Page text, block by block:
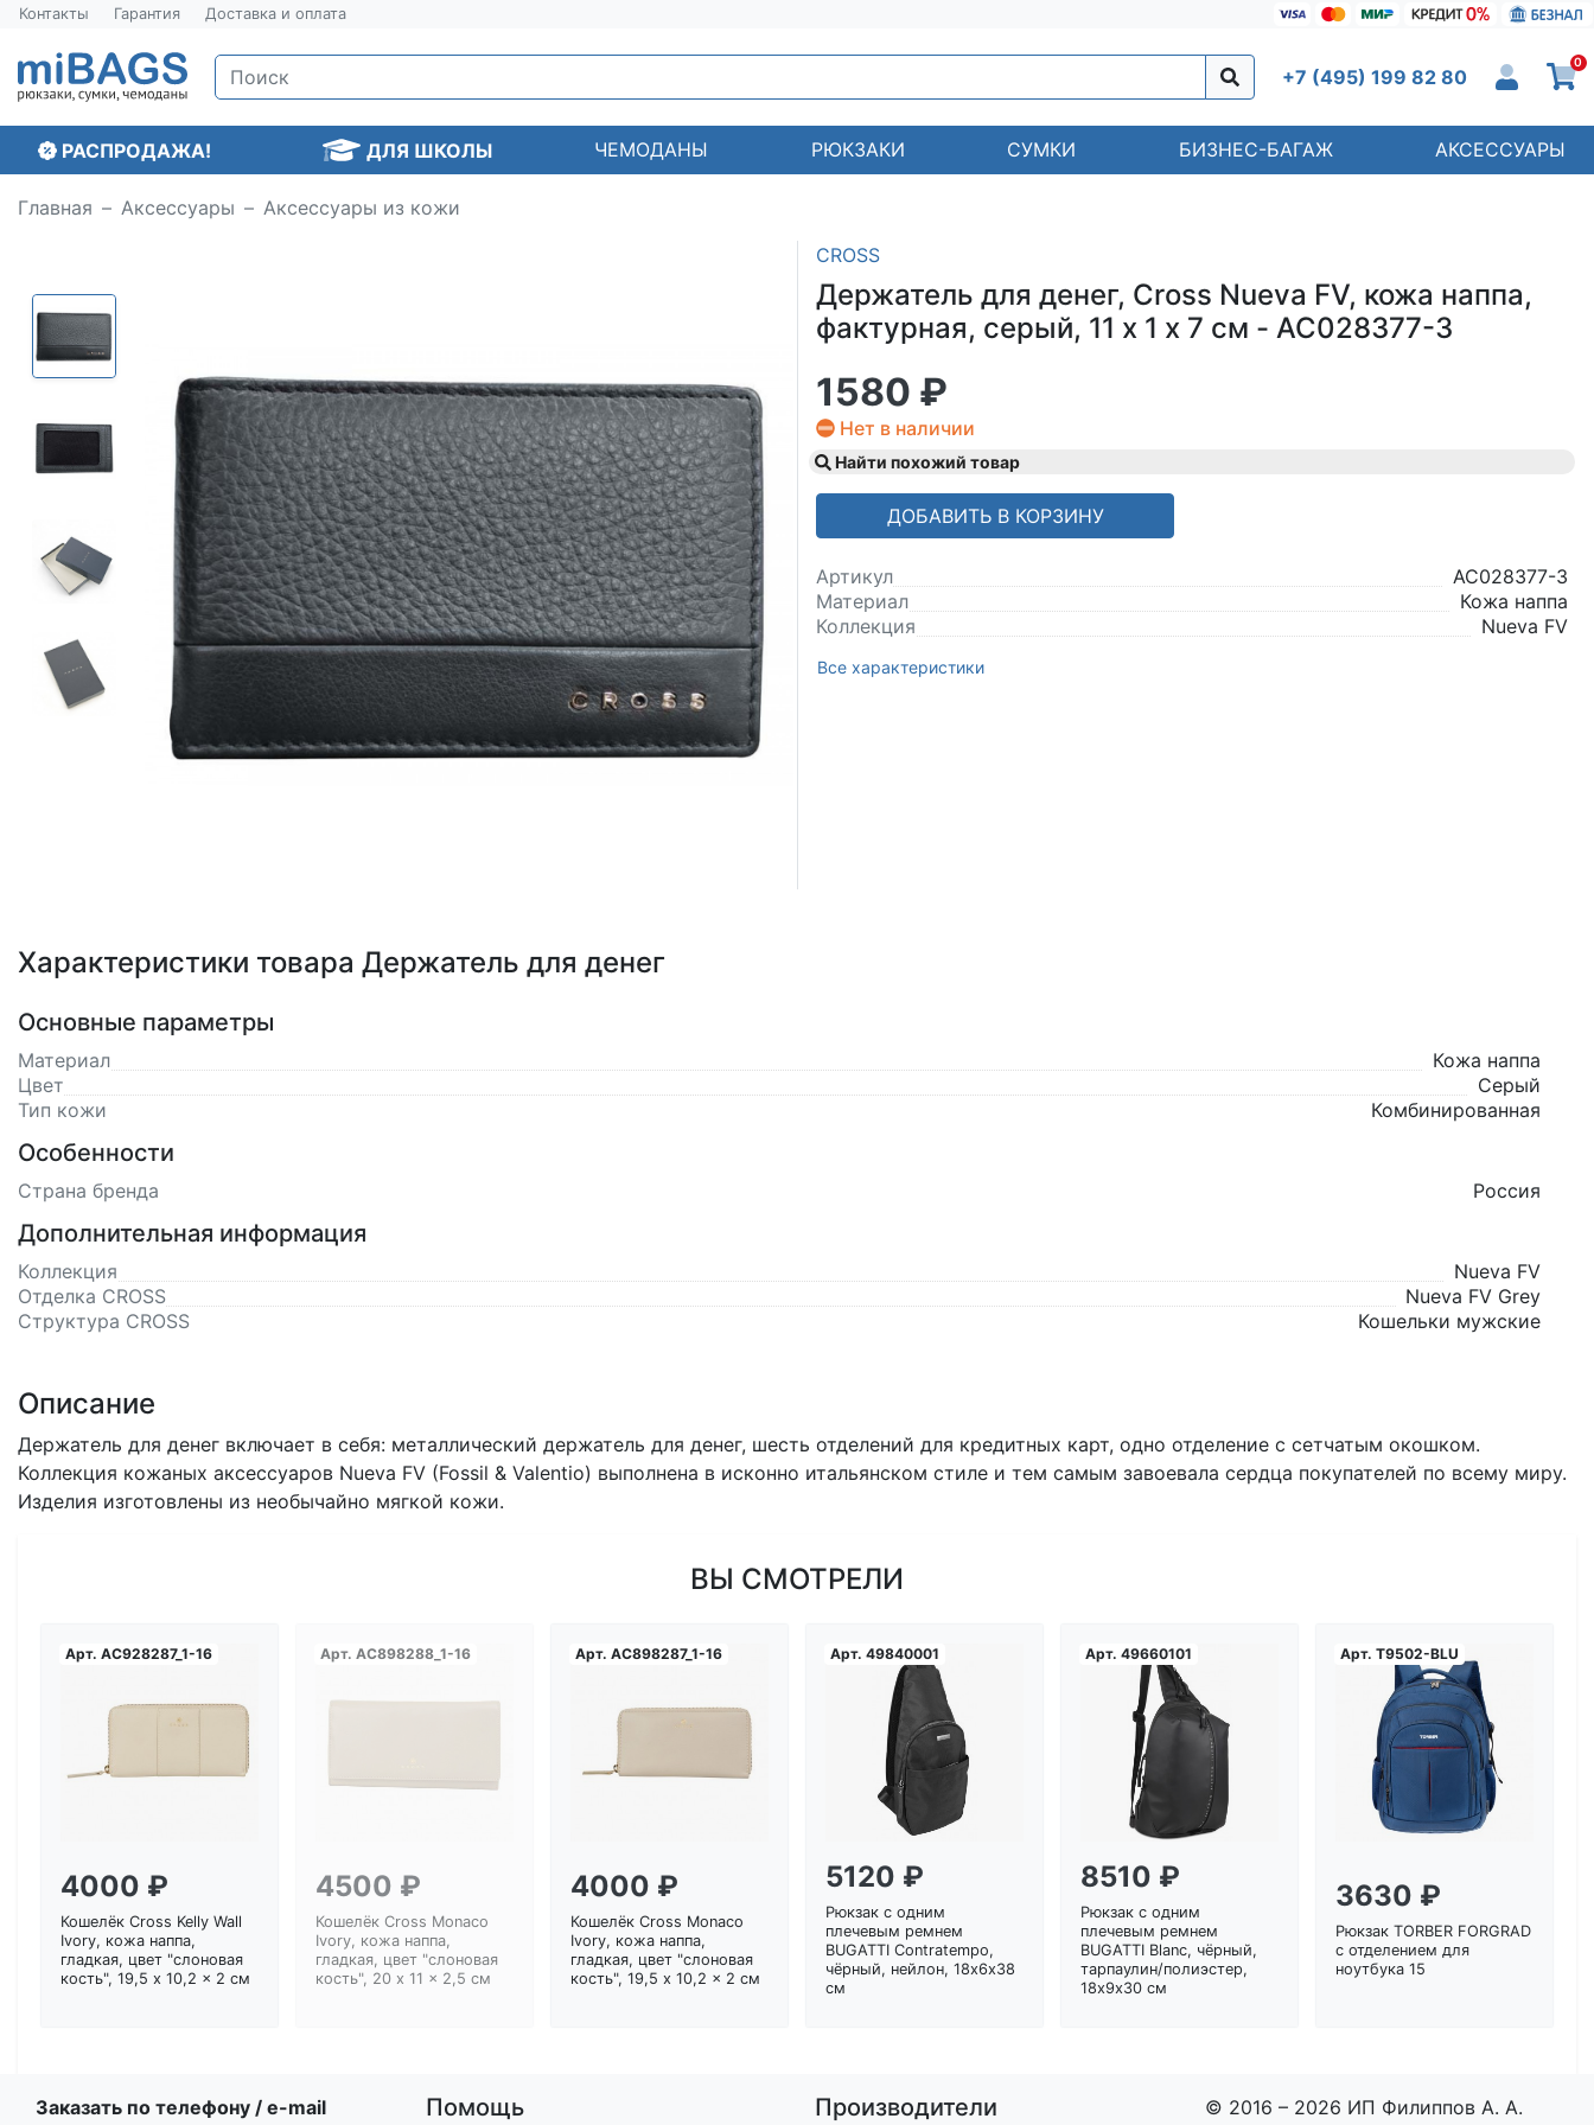
Контакты Гарантия Доставка и оплата
+7 (495) 199 82 80
0
РАСПРОДАЖА! ДЛЯ ШКОЛЫ ЧЕМОДАНЫ РЮКЗАКИ СУМКИ БИЗНЕС-БАГАЖ АКСЕССУАРЫ
Главная Аксессуары Аксессуары из кожи
Loading...
CROSS
Держатель для денег, Cross Nueva FV, кожа наппа,
фактурная, серый, 11 х 1 х 7 см - AC028377-3
1580 ₽
Нет в наличии
Найти похожий товар
ДОБАВИТЬ В КОРЗИНУ
Артикул
AC028377-3
Материал
Кожа наппа
Коллекция
Nueva FV
Все характеристики
Характеристики товара Держатель для денег
Основные параметры
Материал
Кожа наппа
Цвет
Серый
Тип кожи
Комбинированная
Особенности
Страна бренда Россия
Дополнительная информация
Коллекция
Nueva FV
Отделка CROSS
Nueva FV Grey
Структура CROSS
Кошельки мужские
Описание
Держатель для денег включает в себя: металлический держатель для денег, шесть отделений для кредитных карт, одно отделение с сетчатым окошком.
Коллекция кожаных аксессуаров Nueva FV (Fossil & Valentio) выполнена в исконно итальянском стиле и тем самым завоевала сердца покупателей по всему миру.
Изделия изготовлены из необычайно мягкой кожи.
ВЫ СМОТРЕЛИ
Арт. AC928287_1-16
4000 ₽
Кошелёк Cross Kelly Wall
Ivory, кожа наппа,
гладкая, цвет "слоновая
кость", 19,5 x 10,2 x 2 см
Арт. AC898288_1-16
4500 ₽
Кошелёк Cross Monaco
Ivory, кожа наппа,
гладкая, цвет "слоновая
кость", 20 x 11 x 2,5 см
Арт. AC898287_1-16
4000 ₽
Кошелёк Cross Monaco
Ivory, кожа наппа,
гладкая, цвет "слоновая
кость", 19,5 x 10,2 x 2 см
Арт. 49840001
Загрузка...
5120 ₽
Рюкзак с одним
плечевым ремнем
BUGATTI Contratempo,
чёрный, нейлон, 18х6х38
см
Арт. 49660101
Загрузка...
8510 ₽
Рюкзак с одним
плечевым ремнем
BUGATTI Blanc, чёрный,
тарпаулин/полиэстер,
18х9х30 см
Арт. T9502-BLU
Загрузка...
3630 ₽
Рюкзак TORBER FORGRAD
с отделением для
ноутбука 15
Заказать по телефону / e-mail
Помощь Производители
© 2016 – 2026 ИП Филиппов А. А.